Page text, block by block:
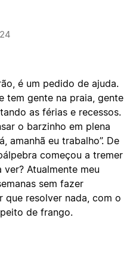
é um pedido de ajuda.
tem gente na praia, gente
as férias e recessos.
o barzinho em plena
amanhã eu trabalho”. De
começou a tremer
Atualmente meu
sem fazer
que resolver nada, com o
de frango.